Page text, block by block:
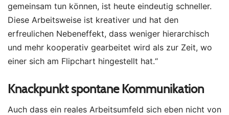
gemeinsam tun können, ist heute eindeutig schneller.
Diese Arbeitsweise ist kreativer und hat den
erfreulichen Nebeneffekt, dass weniger hierarchisch
und mehr kooperativ gearbeitet wird als zur Zeit, wo
einer sich am Flipchart hingestellt hat.“
Knackpunkt spontane Kommunikation
Auch dass ein reales Arbeitsumfeld sich eben nicht von